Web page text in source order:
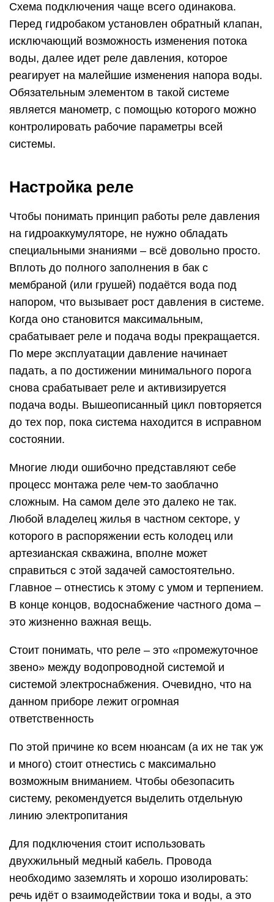
Схема подключения чаще всего одинакова.
Перед гидробаком установлен обратный клапан,
исключающий возможность изменения потока
воды, далее идет реле давления, которое
реагирует на малейшие изменения напора воды.
Обязательным элементом в такой системе
является манометр, с помощью которого можно
контролировать рабочие параметры всей
системы.
Настройка реле
Чтобы понимать принцип работы реле давления
на гидроаккумуляторе, не нужно обладать
специальными знаниями – всё довольно просто.
Вплоть до полного заполнения в бак с
мембраной (или грушей) подаётся вода под
напором, что вызывает рост давления в системе.
Когда оно становится максимальным,
срабатывает реле и подача воды прекращается.
По мере эксплуатации давление начинает
падать, а по достижении минимального порога
снова срабатывает реле и активизируется
подача воды. Вышеописанный цикл повторяется
до тех пор, пока система находится в исправном
состоянии.
Многие люди ошибочно представляют себе
процесс монтажа реле чем-то заоблачно
сложным. На самом деле это далеко не так.
Любой владелец жилья в частном секторе, у
которого в распоряжении есть колодец или
артезианская скважина, вполне может
справиться с этой задачей самостоятельно.
Главное – отнестись к этому с умом и терпением.
В конце концов, водоснабжение частного дома –
это жизненно важная вещь.
Стоит понимать, что реле – это «промежуточное
звено» между водопроводной системой и
системой электроснабжения. Очевидно, что на
данном приборе лежит огромная
ответственность
По этой причине ко всем нюансам (а их не так уж
и много) стоит отнестись с максимально
возможным вниманием. Чтобы обезопасить
систему, рекомендуется выделить отдельную
линию электропитания
Для подключения стоит использовать
двухжильный медный кабель. Провода
необходимо заземлять и хорошо изолировать:
речь идёт о взаимодействии тока и воды, а это